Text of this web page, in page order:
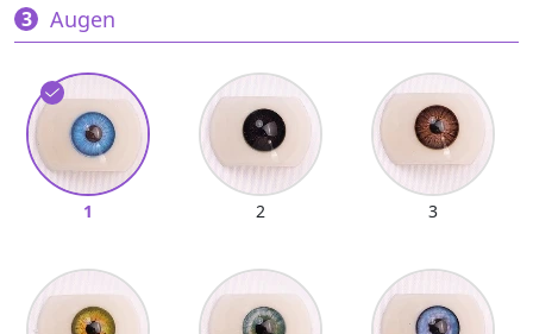
Augen
1 2 3